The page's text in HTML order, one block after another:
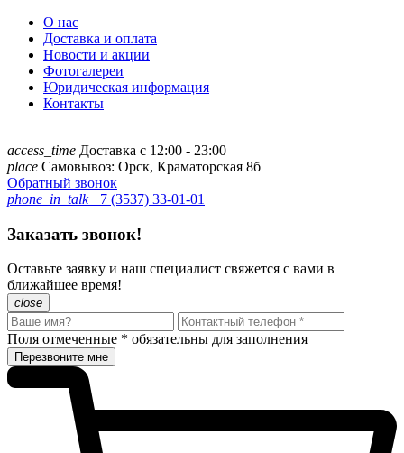
О нас
Доставка и оплата
Новости и акции
Фотогалереи
Юридическая информация
Контакты
access_time Доставка с 12:00 - 23:00
place Самовывоз: Орск, Краматорская 8б
Обратный звонок
phone_in_talk+7 (3537) 33-01-01
Заказать звонок!
Оставьте заявку и наш специалист свяжется с вами в
ближайшее время!
close
Поля отмеченные * обязательны для заполнения